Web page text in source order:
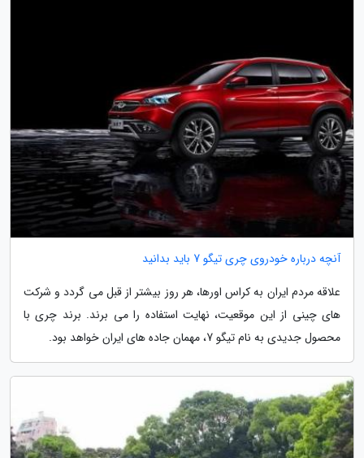
آنچه درباره خودروی چری تیگو 7 باید بدانید
علاقه مردم ایران به کراس اورها، هر روز بیشتر از قبل می گردد و شرکت
های چینی از این موقعیت، نهایت استفاده را می برند. برند چری با
محصول جدیدی به نام تیگو 7، مهمان جاده های ایران خواهد بود.